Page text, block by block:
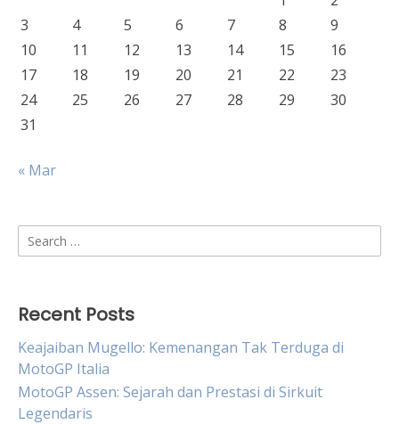
3
4 5 6 7 8
9
10
11 12 13 14 15
16
17
18 19 20 21 22
23
24
25 26 27 28 29
30
31
« Mar
Search
for:
Recent Posts
Keajaiban Mugello: Kemenangan Tak Terduga di
MotoGP Italia
MotoGP Assen: Sejarah dan Prestasi di Sirkuit
Legendaris